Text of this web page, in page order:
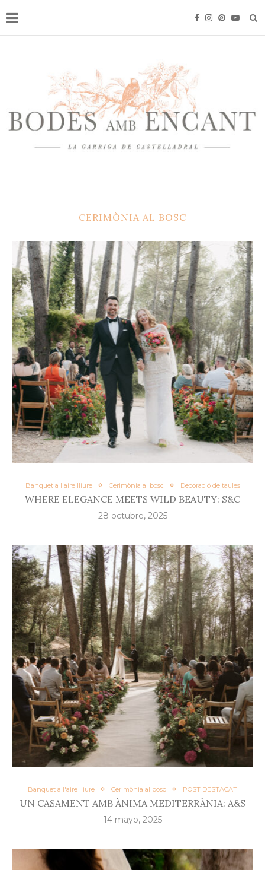
CERIMÒNIA AL BOSC
Banquet a l'aire lliure Cerimònia al bosc Decoració de taules
WHERE ELEGANCE MEETS WILD BEAUTY: S&C
28 octubre, 2025
Banquet a l'aire lliure Cerimònia al bosc POST DESTACAT
UN CASAMENT AMB ÀNIMA MEDITERRÀNIA: A&S
14 mayo, 2025